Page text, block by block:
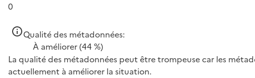
0
Qualité des métadonnées:
À améliorer(44 %)
La qualité des métadonnées peut être trompeuse car les
actuellement à améliorer la situation.